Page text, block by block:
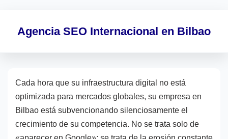
Agencia SEO Internacional en Bilbao
Cada hora que su infraestructura digital no está
optimizada para mercados globales, su empresa en
Bilbao está subvencionando silenciosamente el
crecimiento de su competencia. No se trata solo de